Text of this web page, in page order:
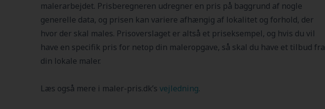
malerarbejdet. Prisberegneren udregner en pris på baggrund af nogle
generelle data, og prisen kan variere afhængig af lokalitet og forhold, der
hvor der skal males. Prisoverslaget er altså et priseksempel, og hvis du vil
have en specifik pris for netop din maleropgave, så skal du have et tilbud fra
din lokale maler.
Læs også mere i maler-pris.dk’s vejledning.